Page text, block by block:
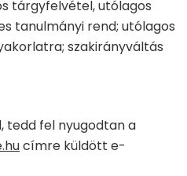
tárgyfelvétel, utólagos
tanulmányi rend; utólagos
szakirányváltás
tedd fel nyugodtan a
címre küldött e-